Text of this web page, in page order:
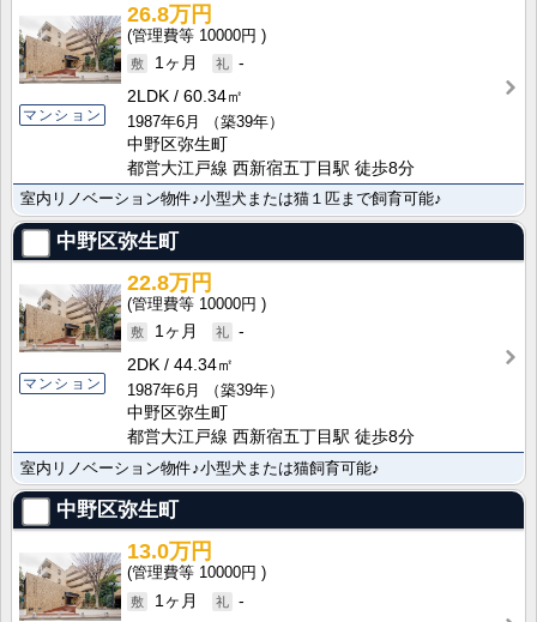
マンション
26.8万円
10000円
1ヶ月
-
2LDK
60.34㎡
1987年6月
（築39年）
中野区弥生町
都営大江戸線 西新宿五丁目駅 徒歩8分
室内リノベーション物件♪小型犬または猫１匹まで飼育可能♪
中野区弥生町
マンション
22.8万円
10000円
1ヶ月
-
2DK
44.34㎡
1987年6月
（築39年）
中野区弥生町
都営大江戸線 西新宿五丁目駅 徒歩8分
室内リノベーション物件♪小型犬または猫飼育可能♪
中野区弥生町
13.0万円
10000円
1ヶ月
-